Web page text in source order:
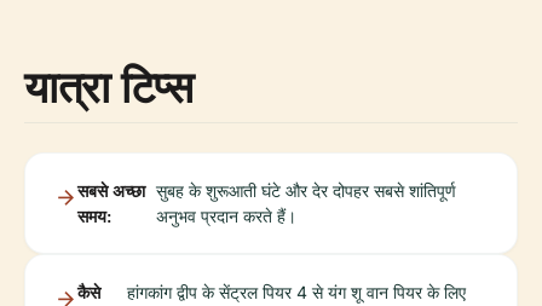
यात्रा टिप्स
सबसे अच्छा
समय:
सुबह के शुरूआती घंटे और देर दोपहर सबसे शांतिपूर्ण
अनुभव प्रदान करते हैं।
कैसे
हांगकांग द्वीप के सेंट्रल पियर 4 से यंग शू वान पियर के लिए